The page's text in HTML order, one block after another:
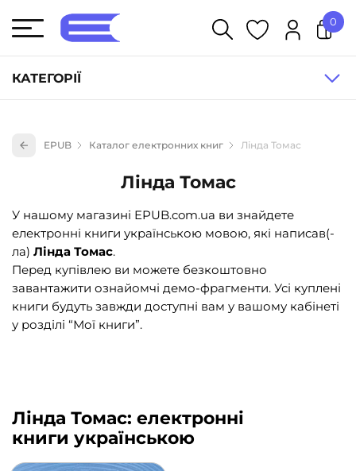
КАТЕГОРІЇ
Книги для дітей (835)
Книги для підлітків (240)
Науково-популярна література (1015)
Навчальна література та посібники (527)
Енциклопедії, довідники, словники (55)
Подарункові сертифікати (1)
0
EPUB Каталог електронних книг Лінда Томас
Лінда Томас
У нашому магазині EPUB.com.ua ви знайдете
електронні книги українською мовою, які написав(-
ла) Лінда Томас.
Перед купівлею ви можете безкоштовно
завантажити ознайомчі демо-фрагменти. Усі куплені
книги будуть завжди доступні вам у вашому кабінеті
у розділі “Мої книги”.
Лінда Томас: електронні
книги українською